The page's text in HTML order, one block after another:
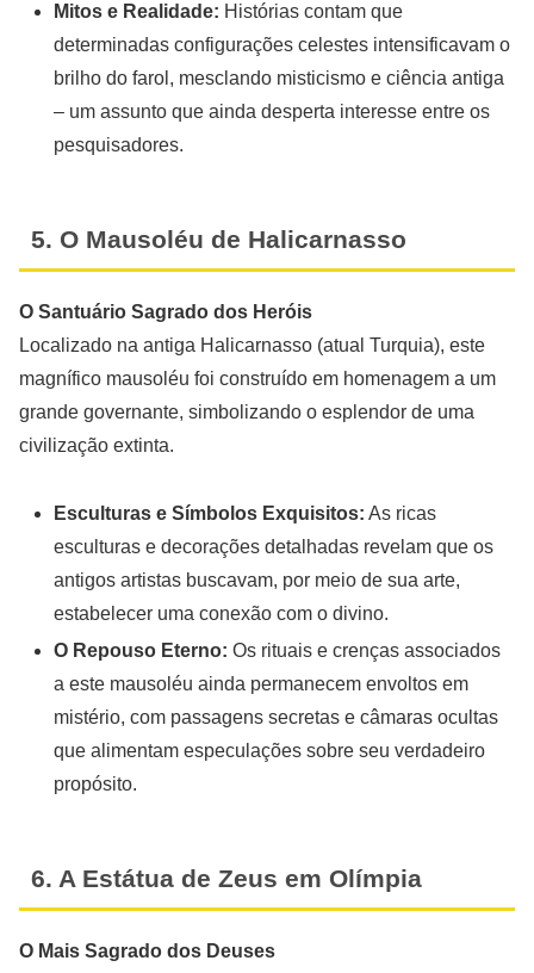
Mitos e Realidade: Histórias contam que
determinadas configurações celestes intensificavam o
brilho do farol, mesclando misticismo e ciência antiga
– um assunto que ainda desperta interesse entre os
pesquisadores.
5. O Mausoléu de Halicarnasso
O Santuário Sagrado dos Heróis
Localizado na antiga Halicarnasso (atual Turquia), este
magnífico mausoléu foi construído em homenagem a um
grande governante, simbolizando o esplendor de uma
civilização extinta.
Esculturas e Símbolos Exquisitos: As ricas
esculturas e decorações detalhadas revelam que os
antigos artistas buscavam, por meio de sua arte,
estabelecer uma conexão com o divino.
O Repouso Eterno: Os rituais e crenças associados
a este mausoléu ainda permanecem envoltos em
mistério, com passagens secretas e câmaras ocultas
que alimentam especulações sobre seu verdadeiro
propósito.
6. A Estátua de Zeus em Olímpia
O Mais Sagrado dos Deuses